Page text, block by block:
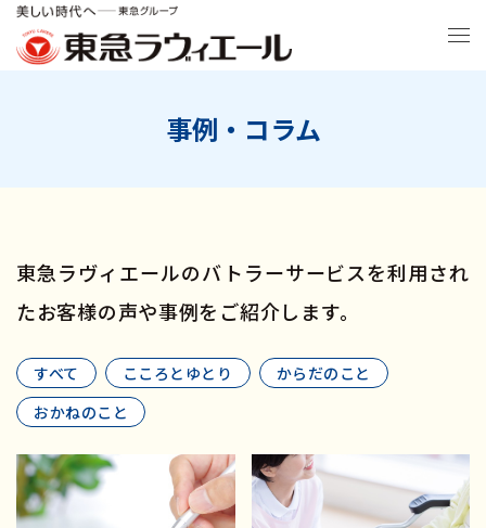
事例・コラム
東急ラヴィエールのバトラーサービスを利用され
たお客様の声や事例をご紹介します。
すべて こころとゆとり
からだのこと
おかねのこと